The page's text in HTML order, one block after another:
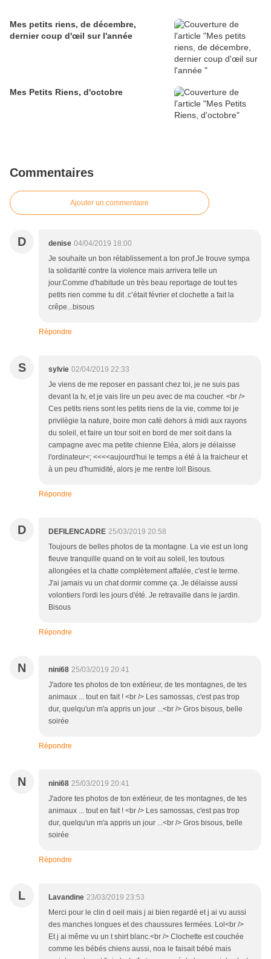
Mes petits riens, de décembre,
dernier coup d'œil sur l'année
Mes Petits Riens, d'octobre
Commentaires
Ajouter un commentaire
D denise 04/04/2019 18:00
Je souhaite un bon rétablissement a ton prof.Je trouve sympa
la solidarité contre la violence mais arrivera telle un
jour.Comme d'habitude un très beau reportage de tout tes
petits rien comme tu dit .c’était février et clochette a fait la
crêpe...bisous
Répondre
S sylvie 02/04/2019 22:33
Je viens de me reposer en passant chez toi, je ne suis pas
devant la tv, et je vais lire un peu avec de ma coucher. <br />
Ces petits riens sont les petits riens de la vie, comme toi je
privilègie la nature, boire mon café dehors à midi aux rayons
du soleil, et faire un tour soit en bord de mer soit dans la
campagne avec ma petite chienne Eléa, alors je délaisse
l'ordinateur<; <<<<aujourd'hui le temps a été à la fraicheur et
à un peu d'humidité, alors je me rentre lol! Bisous.
Répondre
D DEFILENCADRE 25/03/2019 20:58
Toujours de belles photos de ta montagne. La vie est un long
fleuve tranquille quand on te voit au soleil, les toutous
allongées et la chatte complètement affalée, c'est le terme.
J'ai jamais vu un chat dormir comme ça. Je délaisse aussi
volontiers l'ordi les jours d'été. Je retravaille dans le jardin.
Bisous
Répondre
N nini68 25/03/2019 20:41
J'adore tes photos de ton extérieur, de tes montagnes, de tes
animaux ... tout en fait ! <br /> Les samossas, c'est pas trop
dur, quelqu'un m'a appris un jour ...<br /> Gros bisous, belle
soirée
Répondre
N nini68 25/03/2019 20:41
J'adore tes photos de ton extérieur, de tes montagnes, de tes
animaux ... tout en fait ! <br /> Les samossas, c'est pas trop
dur, quelqu'un m'a appris un jour ...<br /> Gros bisous, belle
soirée
Répondre
L Lavandine 23/03/2019 23:53
Merci pour le clin d oeil mais j ai bien regardé et j ai vu aussi
des manches longues et des chaussures fermées. Lol<br />
Et j ai même vu un t shirt blanc.<br /> Clochette est couchée
comme les bébés chiens aussi, noa le faisait bébé mais